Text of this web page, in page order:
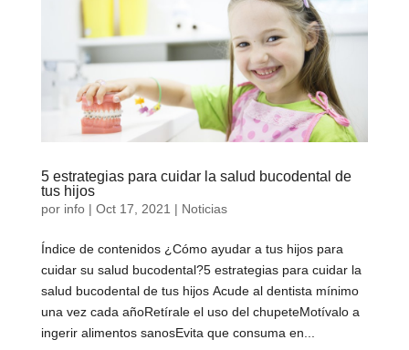
5 estrategias para cuidar la salud bucodental de
tus hijos
por info| Oct 17, 2021 | Noticias
Índice de contenidos ¿Cómo ayudar a tus hijos para
cuidar su salud bucodental?5 estrategias para cuidar la
salud bucodental de tus hijos Acude al dentista mínimo
una vez cada añoRetírale el uso del chupeteMotívalo a
ingerir alimentos sanosEvita que consuma en...